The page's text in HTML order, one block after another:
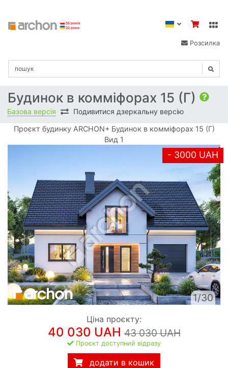
Розсилка
Будинок в комміфорах 15 (Г)
Базова версія Подивитися дзеркальну версію
Проєкт будинку ARCHON+ Будинок в комміфорах 15 (Г)
Вид 1
- 3000 UAH
1/30
Ціна проєкту:
40 030 UAH43 030 UAH
Проєкт доступний відразу
додати в кошик